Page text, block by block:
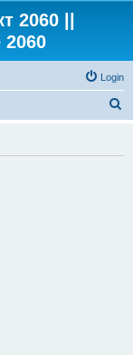
2060 ||
Login